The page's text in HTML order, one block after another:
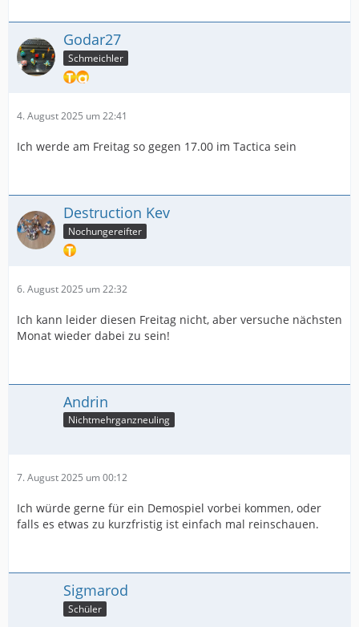
Godar27
Schmeichler
4. August 2025 um 22:41
Ich werde am Freitag so gegen 17.00 im Tactica sein
Destruction Kev
Nochungereifter
6. August 2025 um 22:32
Ich kann leider diesen Freitag nicht, aber versuche nächsten
Monat wieder dabei zu sein!
Andrin
Nichtmehrganzneuling
7. August 2025 um 00:12
Ich würde gerne für ein Demospiel vorbei kommen, oder
falls es etwas zu kurzfristig ist einfach mal reinschauen.
Sigmarod
Schüler